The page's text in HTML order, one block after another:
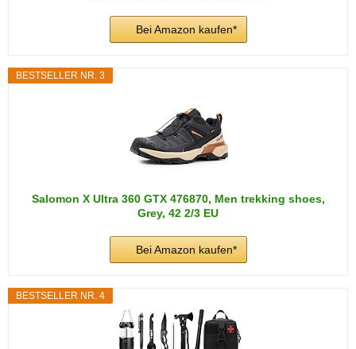
Bei Amazon kaufen*
BESTSELLER NR. 3
Salomon X Ultra 360 GTX 476870, Men trekking shoes,
Grey, 42 2/3 EU
Bei Amazon kaufen*
BESTSELLER NR. 4